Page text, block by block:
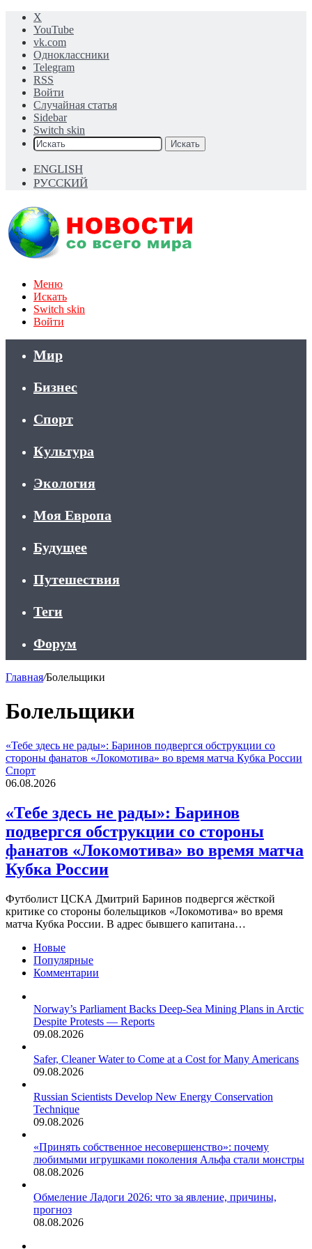
X
YouTube
vk.com
Одноклассники
Telegram
RSS
Войти
Случайная статья
Sidebar
Switch skin
Искать
ENGLISH
РУССКИЙ
Меню
Искать
Switch skin
Войти
Мир
Бизнес
Спорт
Культура
Экология
Моя Европа
Будущее
Путешествия
Теги
Форум
Главная/Болельщики
Болельщики
«Тебе здесь не рады»: Баринов подвергся обструкции со
стороны фанатов «Локомотива» во время матча Кубка России
Спорт
06.08.2026
«Тебе здесь не рады»: Баринов
подвергся обструкции со стороны
фанатов «Локомотива» во время матча
Кубка России
Футболист ЦСКА Дмитрий Баринов подвергся жёсткой
критике со стороны болельщиков «Локомотива» во время
матча Кубка России. В адрес бывшего капитана…
Новые
Популярные
Комментарии
Norway’s Parliament Backs Deep-Sea Mining Plans in Arctic
Despite Protests — Reports
09.08.2026
Safer, Cleaner Water to Come at a Cost for Many Americans
09.08.2026
Russian Scientists Develop New Energy Conservation
Technique
09.08.2026
«Принять собственное несовершенство»: почему
любимыми игрушками поколения Альфа стали монстры
08.08.2026
Обмеление Ладоги 2026: что за явление, причины,
прогноз
08.08.2026